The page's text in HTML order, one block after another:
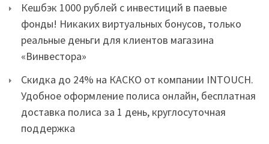
Кешбэк 1000 рублей с инвестиций в паевые
фонды! Никаких виртуальных бонусов, только
реальные деньги для клиентов магазина
«Винвестора»
Скидка до 24% на КАСКО от компании INTOUCH.
Удобное оформление полиса онлайн, бесплатная
доставка полиса за 1 день, круглосуточная
поддержка